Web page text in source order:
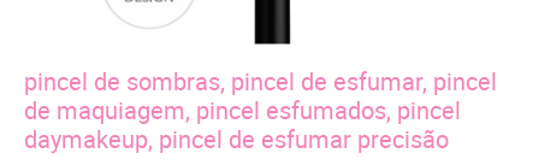
pincel de sombras, pincel de esfumar, pincel
de maquiagem, pincel esfumados, pincel
daymakeup, pincel de esfumar precisão